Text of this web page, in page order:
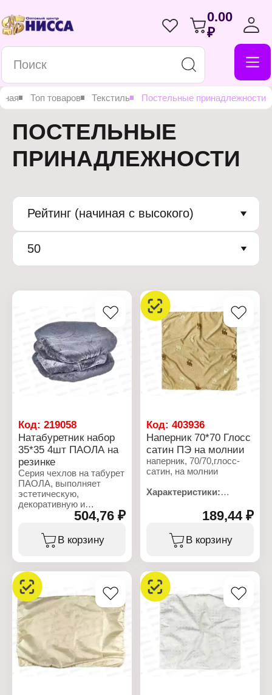
0.00
₽
Топ товаров Текстиль Постельные принадлежности
ПОСТЕЛЬНЫЕ
ПРИНАДЛЕЖНОСТИ
Рейтинг (начиная с высокого)
50
Код: 219058
Натабуретник набор
35*35 4шт ПАОЛА на
резинке
Серия чехлов на табурет
ПАОЛА, выполняет
эстетическую,
декоративную и
практичную функцию -
создает ощущение
комфорта. В основе
чехла мягкая
фиксации по всему
периметру изделия
вшита резинка. В наборе
4шт.
Характеристики:
Торговая марка: Cleo
Серия: Paola
Тип товара: Подушка на
табурет
504,76 ₽
В корзину
Код:403936
Наперник 70*70 Глосс
сатин ПЭ на молнии
наперник, 70/70,глосс-
сатин, на молнии
Характеристики:
Тип товара: Наперник
Вариация: на молнии
Размер: 70х70 см
Состав ткани: 100%
полиэстер
Плотность ткани: 120 г/
кв.м
189,44 ₽
В корзину